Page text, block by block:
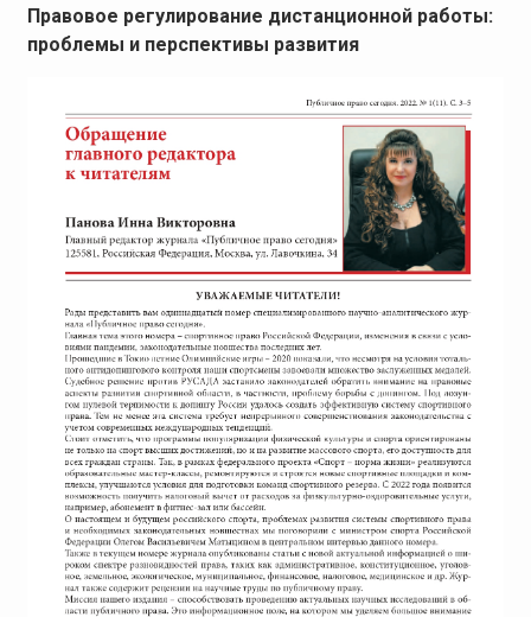
Правовое регулирование дистанционной работы:
проблемы и перспективы развития